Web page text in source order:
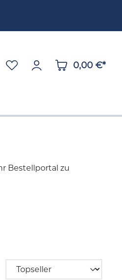
0,00 €*
Bestellportal zu